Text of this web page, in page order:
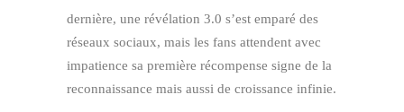
dernière, une révélation 3.0 s’est emparé des
réseaux sociaux, mais les fans attendent avec
impatience sa première récompense signe de la
reconnaissance mais aussi de croissance infinie.